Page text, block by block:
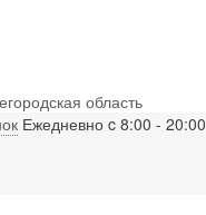
область
Ежедневно c 8:00 - 20:00